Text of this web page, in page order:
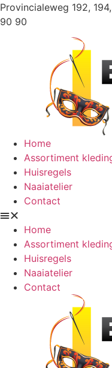
Ga
naar
Provincialeweg 192,
90 90
Home
Assortiment
Huisregels
Naaiatelier
Contact
Home
Assortiment
Huisregels
Naaiatelier
Contact